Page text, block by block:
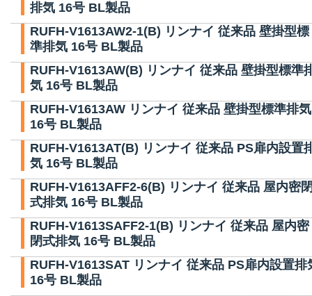
排気 16号 BL製品
RUFH-V1613AW2-1(B) リンナイ 従来品 壁掛型標
準排気 16号 BL製品
RUFH-V1613AW(B) リンナイ 従来品 壁掛型標準
気 16号 BL製品
RUFH-V1613AW リンナイ 従来品 壁掛型標準排気
16号 BL製品
RUFH-V1613AT(B) リンナイ 従来品 PS扉内設置
気 16号 BL製品
RUFH-V1613AFF2-6(B) リンナイ 従来品 屋内密
式排気 16号 BL製品
RUFH-V1613SAFF2-1(B) リンナイ 従来品 屋内密
閉式排気 16号 BL製品
RUFH-V1613SAT リンナイ 従来品 PS扉内設置排
16号 BL製品